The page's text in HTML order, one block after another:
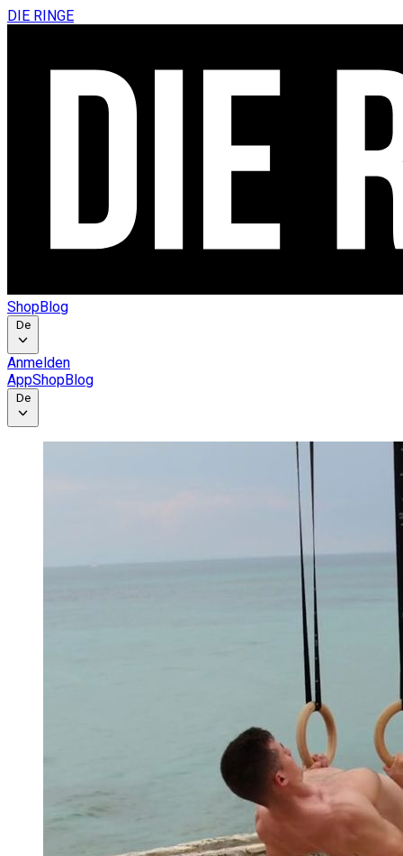
DIE RINGE
ShopBlog
De
Anmelden
AppShopBlog
De